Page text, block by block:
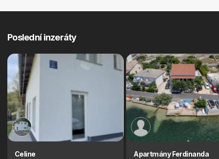
Poslední inzeráty
Celine Apartmány Ferdinanda